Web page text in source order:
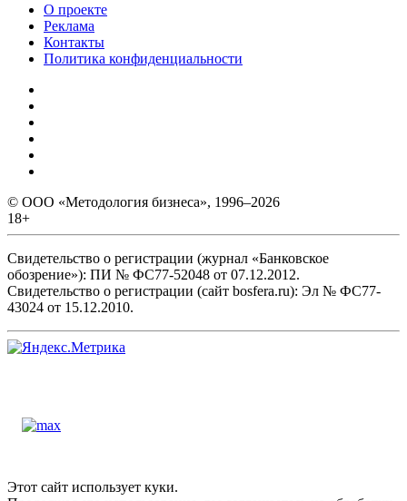
О проекте
Реклама
Контакты
Политика конфиденциальности
© ООО «Методология бизнеса», 1996–2026
18+
Свидетельство о регистрации (журнал «Банковское
обозрение»): ПИ № ФС77-52048 от 07.12.2012.
Свидетельство о регистрации (сайт bosfera.ru): Эл № ФС77-
43024 от 15.12.2010.
Этот сайт использует куки.